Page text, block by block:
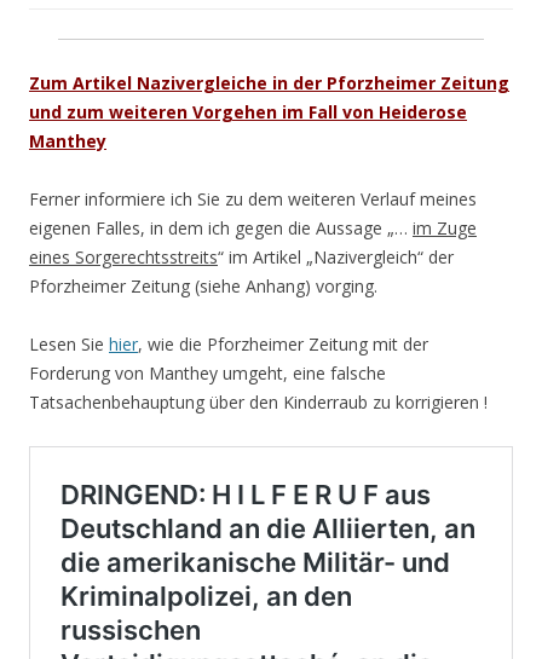
Zum Artikel Nazivergleiche in der Pforzheimer Zeitung
und zum weiteren Vorgehen im Fall von Heiderose
Manthey
Ferner informiere ich Sie zu dem weiteren Verlauf meines
eigenen Falles, in dem ich gegen die Aussage „… im Zuge
eines Sorgerechtsstreits“ im Artikel „Nazivergleich“ der
Pforzheimer Zeitung (siehe Anhang) vorging.
Lesen Sie hier, wie die Pforzheimer Zeitung mit der
Forderung von Manthey umgeht, eine falsche
Tatsachenbehauptung über den Kinderraub zu korrigieren !